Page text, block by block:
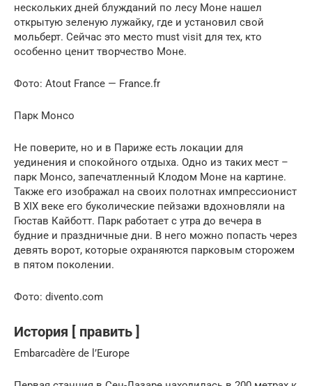
нескольких дней блужданий по лесу Моне нашел
открытую зеленую лужайку, где и установил свой
мольберт. Сейчас это место must visit для тех, кто
особенно ценит творчество Моне.
Фото: Atout France — France.fr
Парк Монсо
Не поверите, но и в Париже есть локации для
уединения и спокойного отдыха. Одно из таких мест –
парк Монсо, запечатленный Клодом Моне на картине.
Также его изображал на своих полотнах импрессионист
В XIX веке его буколические пейзажи вдохновляли на
Гюстав Кайботт. Парк работает с утра до вечера в
будние и праздничные дни. В него можно попасть через
девять ворот, которые охраняются парковым сторожем
в пятом поколении.
Фото: divento.com
История [ править ]
Embarcadère de l’Europe